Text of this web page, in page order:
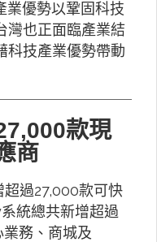
業優勢以鞏固科技
灣也正面臨產業結
科技產業優勢帶動
款現
商
過27,000款可快
統總共新增超過
務、商城及